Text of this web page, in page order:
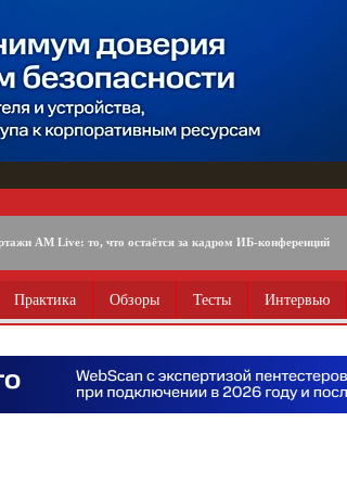
AM Live: то, что остаётся за кадром ИБ-конференций
Практика Обзоры Тесты Интервью